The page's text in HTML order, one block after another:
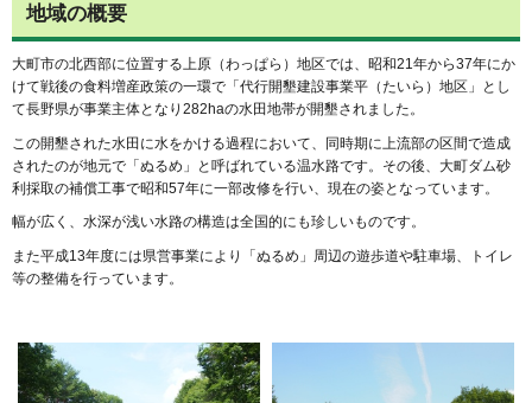
地域の概要
大町市の北西部に位置する上原（わっぱら）地区では、昭和21年から37年にか
けて戦後の食料増産政策の一環で「代行開墾建設事業平（たいら）地区」とし
て長野県が事業主体となり282haの水田地帯が開墾されました。
この開墾された水田に水をかける過程において、同時期に上流部の区間で造成
されたのが地元で「ぬるめ」と呼ばれている温水路です。その後、大町ダム砂
利採取の補償工事で昭和57年に一部改修を行い、現在の姿となっています。
幅が広く、水深が浅い水路の構造は全国的にも珍しいものです。
また平成13年度には県営事業により「ぬるめ」周辺の遊歩道や駐車場、トイレ
等の整備を行っています。